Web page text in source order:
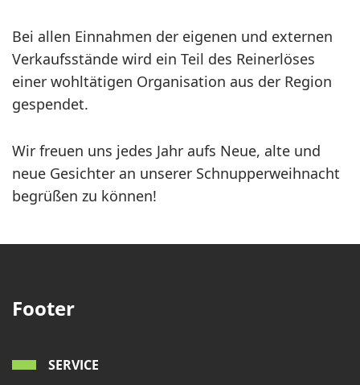
Bei allen Einnahmen der eigenen und externen
Verkaufsstände wird ein Teil des Reinerlöses
einer wohltätigen Organisation aus der Region
gespendet.
Wir freuen uns jedes Jahr aufs Neue, alte und
neue Gesichter an unserer Schnupperweihnacht
begrüßen zu können!
Footer
SERVICE